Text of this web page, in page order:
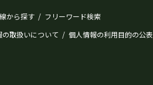
から探す / フリーワード検索
の取扱いについて / 個人情報の利用目的の公表